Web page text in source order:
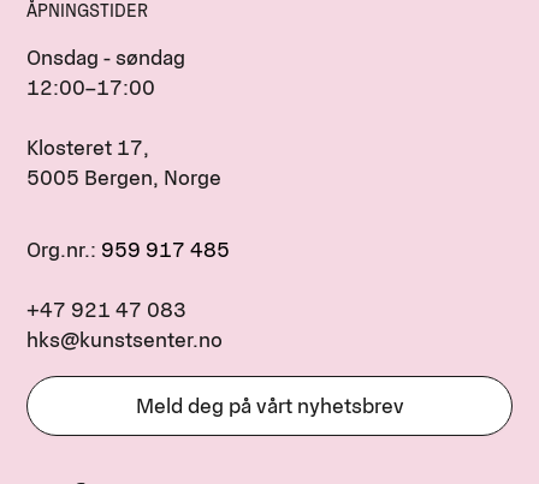
ÅPNINGSTIDER
Onsdag - søndag
12:00–17:00
Klosteret 17,
5005 Bergen, Norge
Org.nr.: 959 917 485
+47 921 47 083
hks@kunstsenter.no
Meld deg på vårt nyhetsbrev